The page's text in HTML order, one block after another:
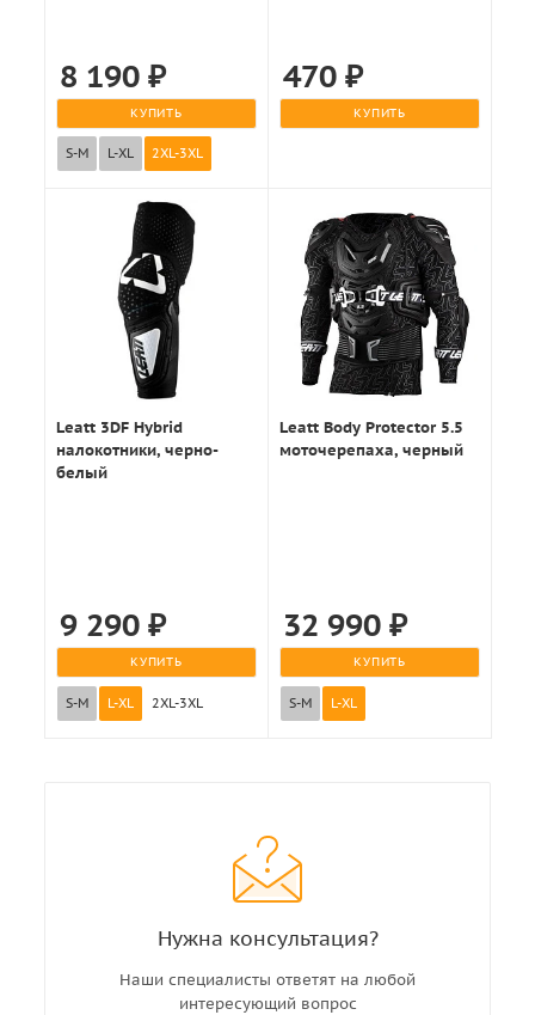
8 190₽
КУПИТЬ
S-M L-XL 2XL-3XL
470 ₽
КУПИТЬ
Leatt 3DF Hybrid
налокотники, черно-
белый
9 290₽
КУПИТЬ
S-M L-XL 2XL-3XL
Leatt Body Protector 5.5
моточерепаха, черный
32 990 ₽
КУПИТЬ
S-M L-XL
Нужна консультация?
Наши специалисты ответят на любой
интересующий вопрос